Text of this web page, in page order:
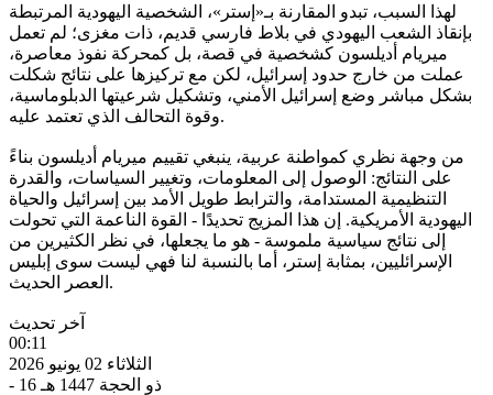
لهذا السبب، تبدو المقارنة بـ«إستر»، الشخصية اليهودية المرتبطة
بإنقاذ الشعب اليهودي في بلاط فارسي قديم، ذات مغزى؛ لم تعمل
ميريام أديلسون كشخصية في قصة، بل كمحركة نفوذ معاصرة،
عملت من خارج حدود إسرائيل، لكن مع تركيزها على نتائج شكلت
بشكل مباشر وضع إسرائيل الأمني، وتشكيل شرعيتها الدبلوماسية،
وقوة التحالف الذي تعتمد عليه.
من وجهة نظري كمواطنة عربية، ينبغي تقييم ميريام أديلسون بناءً
على النتائج: الوصول إلى المعلومات، وتغيير السياسات، والقدرة
التنظيمية المستدامة، والترابط طويل الأمد بين إسرائيل والحياة
اليهودية الأمريكية. إن هذا المزيج تحديدًا - القوة الناعمة التي تحولت
إلى نتائج سياسية ملموسة - هو ما يجعلها، في نظر الكثيرين من
الإسرائليين، بمثابة إستر، أما بالنسبة لنا فهي ليست سوى إبليس
العصر الحديث.
آخر تحديث
00:11
الثلاثاء 02 يونيو 2026
- 16 ذو الحجة 1447 هـ